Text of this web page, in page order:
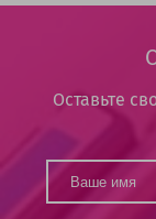
Оставьте